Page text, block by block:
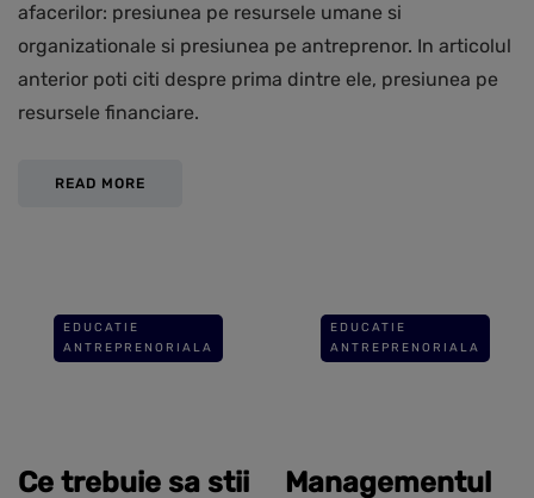
afacerilor: presiunea pe resursele umane si
organizationale si presiunea pe antreprenor. In articolul
anterior poti citi despre prima dintre ele, presiunea pe
resursele financiare.
READ MORE
EDUCATIE
ANTREPRENORIALA
Ce trebuie sa stii
EDUCATIE
ANTREPRENORIALA
Managementul